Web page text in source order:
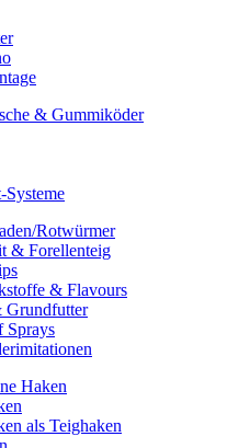
& Gummiköder
Systeme
Rotwürmer
& Forellenteig
& Flavours
Grundfutter
Sprays
Haken
als Teighaken